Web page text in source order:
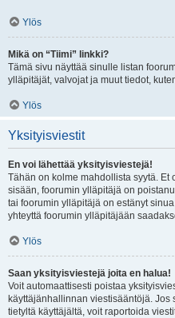
Ylös
Mikä on “Tiimi” linkki?
Tämä sivu näyttää sinulle listan
ylläpitäjät, valvojat ja muut tiedot,
Ylös
Yksityisviestit
En voi lähettää yksityisviestejä!
Tähän on kolme mahdollista syytä. Et
sisään, foorumin ylläpitäjä on
tai foorumin ylläpitäjä on estänyt
yhteyttä foorumin ylläpitäjään
Ylös
Saan yksityisviestejä joita en halua!
Voit automaattisesti poistaa
käyttäjänhallinnan viestisääntöjä.
tietyltä käyttäjältä, voit raportoida